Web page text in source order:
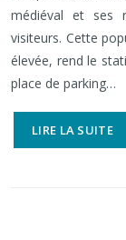
médiéval et ses
visiteurs. Cette
élevée, rend le
place de parking…
LIRE LA SUITE